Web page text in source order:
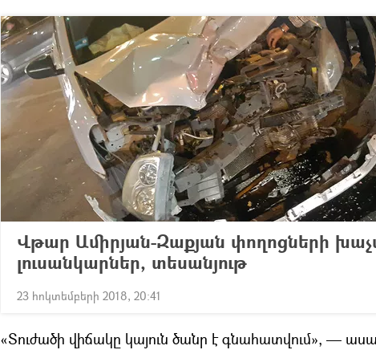
Վթար Ամիրյան-Զաքյան փողոցների
լուսանկարներ, տեսանյութ
23 հոկտեմբերի 2018, 20:41
«Տուժածի վիճակը կայուն ծանր է գնահատվում», —